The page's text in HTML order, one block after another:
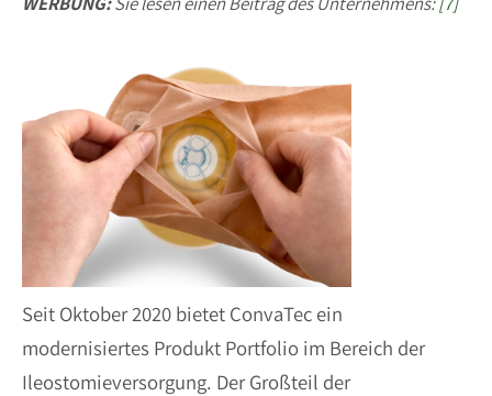
Seit Oktober 2020 bietet ConvaTec ein
modernisiertes Produkt Portfolio im Bereich der
Ileostomieversorgung. Der Großteil der